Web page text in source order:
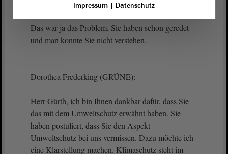
Vizepräsidentin Anne-Marie Keding:
Das war ja das Problem, Sie haben schon geredet
und man konnte Sie nicht verstehen.
Dorothea Frederking (GRÜNE):
Herr Gürth, ich bin Ihnen dankbar dafür, dass Sie
das mit dem Umweltschutz erwähnt haben. Sie
haben postuliert, dass Sie den Aspekt
Umweltschutz bei uns vermissen. Dazu möchte ich
eine Klarstellung machen. Klimaschutz steht im
Impressum| Datenschutz